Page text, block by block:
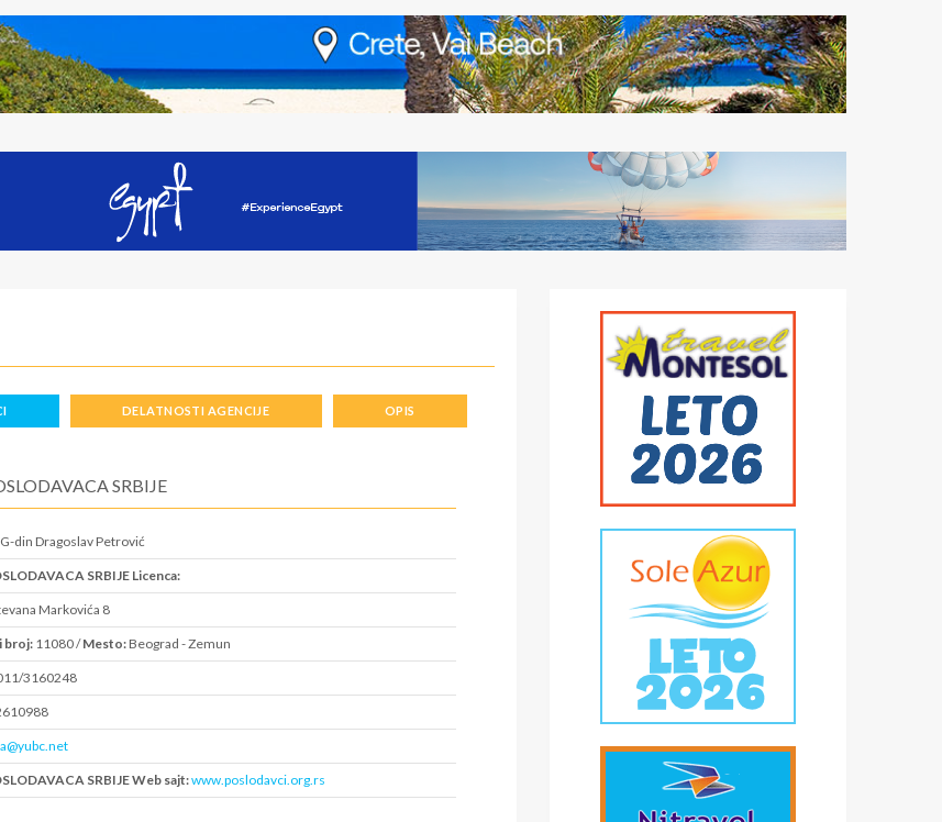
DELATNOSTI AGENCIJE OPIS
SRBIJE
din Dragoslav Petrović
SRBIJE Licenca:
Markovića 8
broj:11080 /Mesto:Beograd - Zemun
3160248
SRBIJE Web sajt:www.poslodavci.org.rs